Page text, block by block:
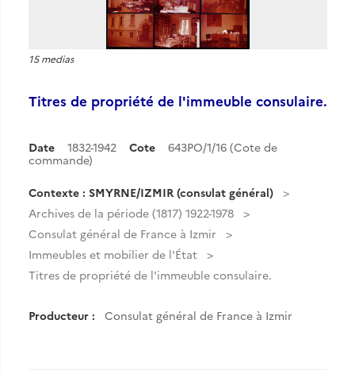
15 medias
Titres de propriété de l'immeuble consulaire.
Date 1832-1942 Cote
643PO/1/16 (Cote de
commande)
Contexte : SMYRNE/IZMIR (consulat général)
Archives de la période (1817) 1922-1978
Consulat général de France à Izmir
Immeubles et mobilier de l'État
Titres de propriété de l'immeuble consulaire.
Producteur : Consulat général de France à Izmir